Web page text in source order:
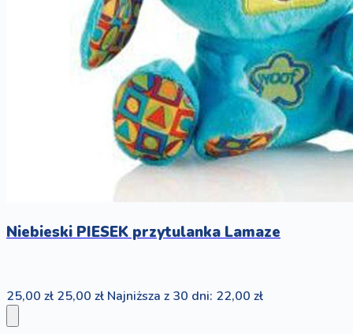
Niebieski PIESEK przytulanka Lamaze
25,00 zł 25,00 zł Najniższa z 30 dni: 22,00 zł